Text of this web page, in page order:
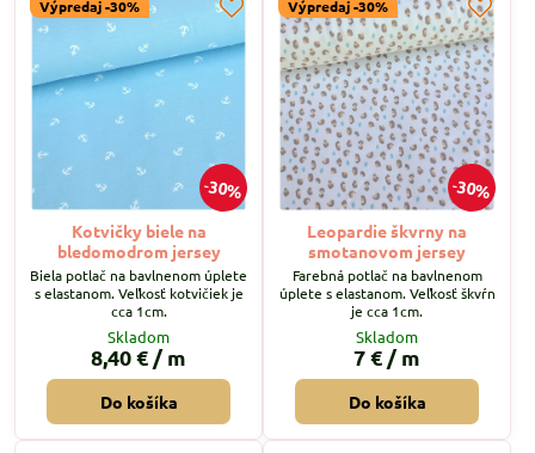
30%
Výpredaj -30%
Kotvičky biele na
bledomodrom jersey
Biela potlač na bavlnenom úplete
s elastanom. Veľkosť kotvičiek je
cca 1cm.
Skladom
8,40 € / m
Do košíka
30%
Výpredaj -30%
Leopardie škvrny na
smotanovom jersey
Farebná potlač na bavlnenom
úplete s elastanom. Veľkosť škvŕn
je cca 1cm.
Skladom
7 € / m
Do košíka